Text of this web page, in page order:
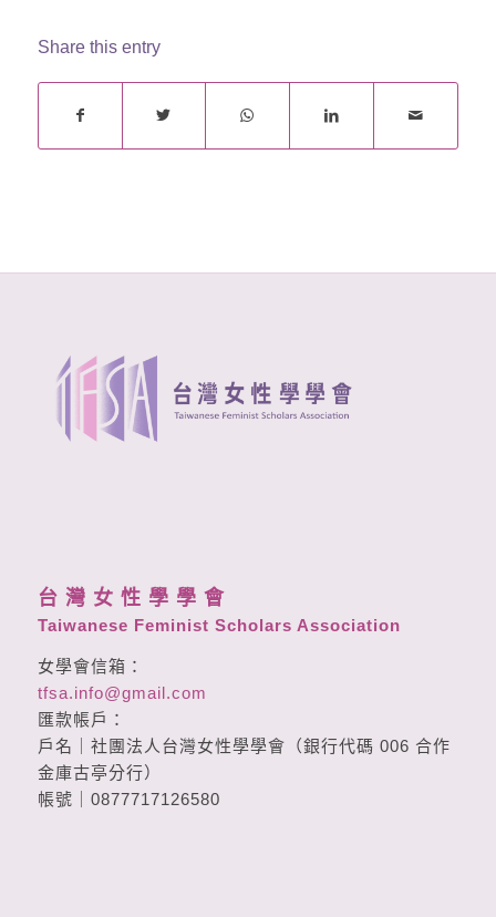
Share this entry
台 灣 女 性 學 學 會
Taiwanese Feminist Scholars Association
女學會信箱：
tfsa.info@gmail.com
匯款帳戶：
戶名｜社團法人台灣女性學學會（銀行代碼 006 合作
金庫古亭分行）
帳號｜0877717126580